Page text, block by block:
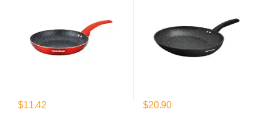
$11.42 $20.90